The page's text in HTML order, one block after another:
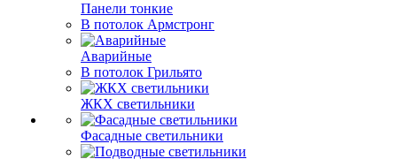
Панели тонкие
В потолок Армстронг
Аварийные
В потолок Грильято
ЖКХ светильники
Фасадные светильники